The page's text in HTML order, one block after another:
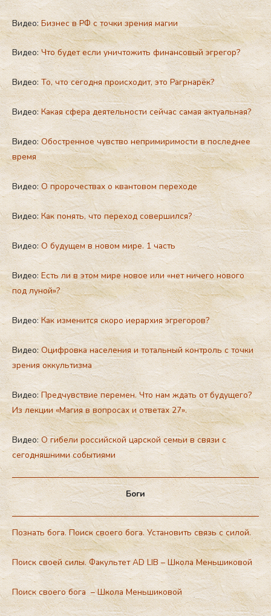
Видео:Бизнес в РФ с точки зрения магии
Видео:Что будет если уничтожить финансовый эгрегор?
Видео: То, что сегодня происходит, это Рагрнарёк?
Видео:Какая сфера деятельности сейчас самая актуальная?
Видео: Обостренное чувство непримиримости в последнее
время
Видео:О пророчествах о квантовом переходе
Видео:Как понять, что переход совершился?
Видео:О будущем в новом мире. 1 часть
Видео:Есть ли в этом мире новое или «нет ничего нового
под луной»?
Видео:Как изменится скоро иeрархия эгрeгоров?
Видео:Оцифровка населения и тотальный контроль с точки
зрения оккультизма
Видео:Предчувствие перемен. Что нам ждать от будущего?
Из лекции «Магия в вопросах и ответах 27».
Видео:О гибели российской царской семьи в связи с
сегодняшними событиями
Боги
Познать бога. Поиск своего бога. Установить связь с силой.
Поиск своей силы. Факультет AD LIB – Школа Меньшиковой
Поиск своего бога – Школа Меньшиковой